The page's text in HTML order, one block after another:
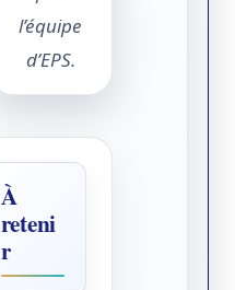
l’équipe
d’EPS.
À
reteni
r